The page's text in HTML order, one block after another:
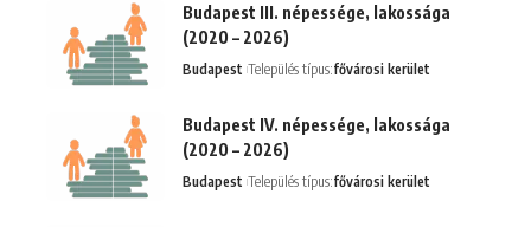
Budapest III. népessége, lakossága
(2020 – 2026)
Budapest Település típus:fővárosi kerület
Budapest IV. népessége, lakossága
(2020 – 2026)
Budapest Település típus:fővárosi kerület